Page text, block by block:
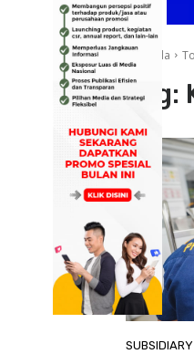
Beranda
Tag:
SUBSIDIARY